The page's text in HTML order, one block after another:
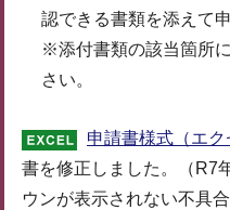
認できる書類を添えて
※添付書類の該当箇所
さい。
申請書様式（エク
書を修正しました。（R7
ウンが表示されない不具